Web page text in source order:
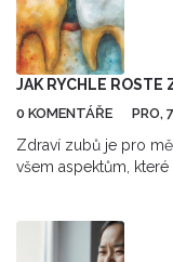
JAK RYCHLE ROSTE
0 KOMENTÁŘE PRO,
Zdraví zubů je pro
všem aspektům,
předcházet jeho
pravidelná péče o